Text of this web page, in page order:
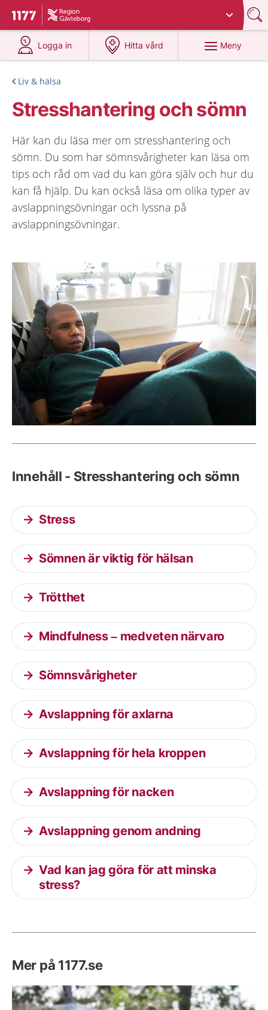
Till startsidan för 1177
Du har valt region
Logga in
på 1177.se
Hitta vård
på 1177.se
Meny
Liv & hälsa
Stresshantering och sömn
Här kan du läsa mer om stresshantering och
sömn. Du som har sömnsvårigheter kan läsa om
tips och råd om vad du kan göra själv och hur du
kan få hjälp. Du kan också läsa om olika typer av
avslappningsövningar och lyssna på
avslappningsövningar.
Innehåll - Stresshantering och sömn
Stress
Sömnen är viktig för hälsan
Trötthet
Mindfulness – medveten närvaro
Sömnsvårigheter
Avslappning för axlarna
Avslappning för hela kroppen
Avslappning för nacken
Avslappning genom andning
Vad kan jag göra för att minska
stress?
Mer på 1177.se